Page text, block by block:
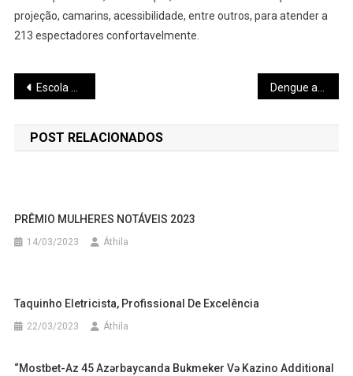
projeção, camarins, acessibilidade, entre outros, para atender a
213 espectadores confortavelmente.
Navegação
de
Post
Escola de Música Geraldo Martins abre inscrições para curso de Musicalização Infantil
POST RELACIONADOS
PRÊMIO MULHERES NOTÁVEIS 2023
14/03/2023 Áthila
Taquinho Eletricista, Profissional De Excelência
22/03/2023 Áthila
“mostbet-Az 45 Azərbaycanda Bukmeker Və Kazino Additional